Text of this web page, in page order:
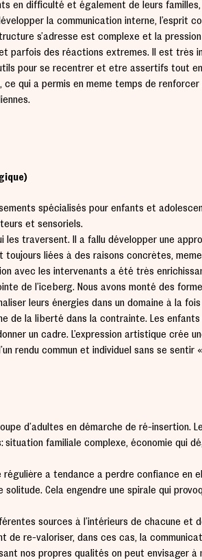
en difficulté et également de leurs familles,
la communication interne, l’esprit
s’adresse est complexe et la
parfois des réactions extrêmes. Il est très
pour se recentrer et être assertifs tout
qui a permis en même temps de renforcer
spécialisés pour enfants et
et sensoriels.
traversent. Il a fallu développer une
liées à des raisons concrètes,
avec les intervenants a été très
de l’iceberg. Nous avons monté des
leurs énergies dans un domaine à la
de la liberté dans la contrainte. Les enfants
un cadre. L’expression artistique crée
rendu commun et individuel sans se sentir
d’adultes en démarche de ré-insertion.
situation familiale complexe, économie qui
régulière a tendance a perdre confiance en
Cela engendre une spirale qui
sources à l’intérieurs de chacune et
de re-valoriser, dans ces cas, la
nos propres qualités on peut envisager à